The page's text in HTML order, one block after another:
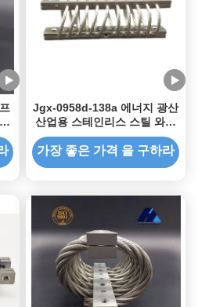
Jgx-0958d-138a 에너지 광산
산업용 스테인리스 스틸 와이
어 로프 충격 격리기
가장 좋은 가격 을 구하라